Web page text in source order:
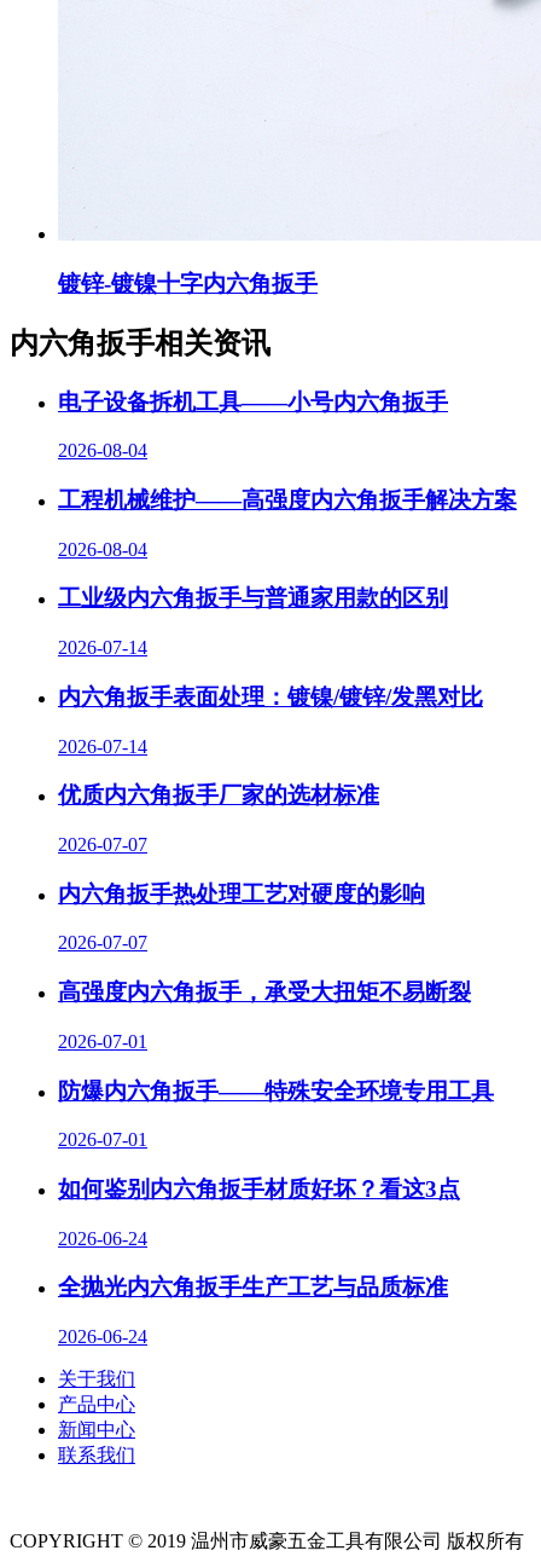
镀锌-镀镍十字内六角扳手
内六角扳手相关资讯
电子设备拆机工具——小号内六角扳手
2026-08-04
工程机械维护——高强度内六角扳手解决方案
2026-08-04
工业级内六角扳手与普通家用款的区别
2026-07-14
内六角扳手表面处理：镀镍/镀锌/发黑对比
2026-07-14
优质内六角扳手厂家的选材标准
2026-07-07
内六角扳手热处理工艺对硬度的影响
2026-07-07
高强度内六角扳手，承受大扭矩不易断裂
2026-07-01
防爆内六角扳手——特殊安全环境专用工具
2026-07-01
如何鉴别内六角扳手材质好坏？看这3点
2026-06-24
全抛光内六角扳手生产工艺与品质标准
2026-06-24
关于我们
产品中心
新闻中心
联系我们
COPYRIGHT © 2019 温州市威豪五金工具有限公司 版权所有